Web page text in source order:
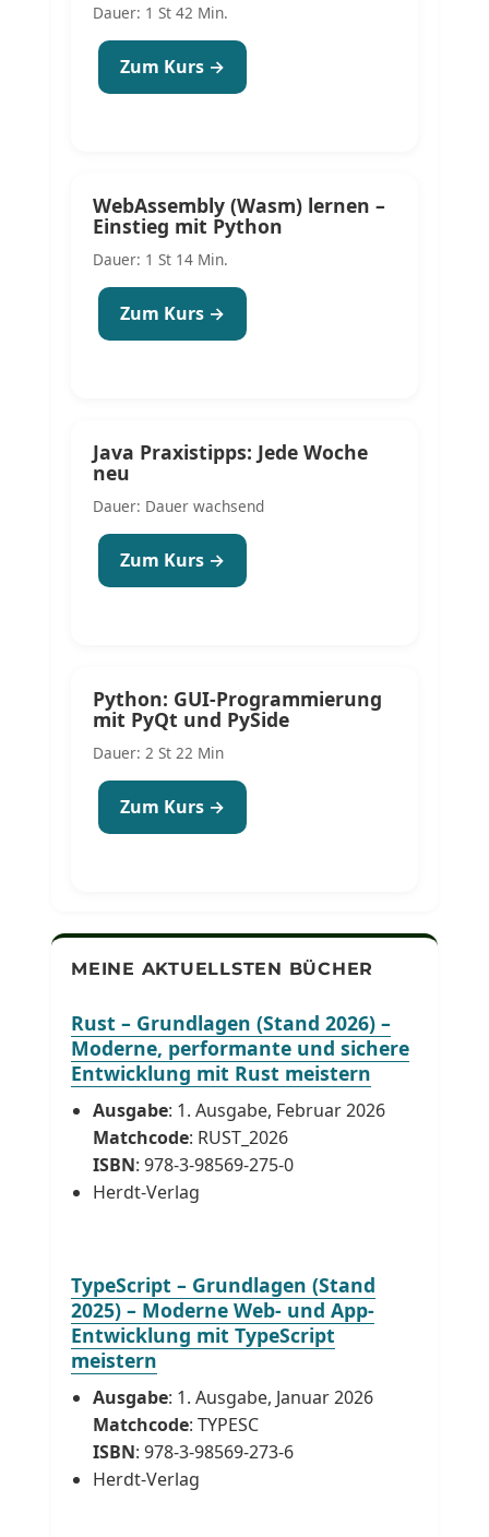
Dauer: 1 St 42 Min.
Zum Kurs →
WebAssembly (Wasm) lernen –
Einstieg mit Python
Dauer: 1 St 14 Min.
Zum Kurs →
Java Praxistipps: Jede Woche
neu
Dauer: Dauer wachsend
Zum Kurs →
Python: GUI-Programmierung
mit PyQt und PySide
Dauer: 2 St 22 Min
Zum Kurs →
MEINE AKTUELLSTEN BÜCHER
Rust – Grundlagen (Stand 2026) –
Moderne, performante und sichere
Entwicklung mit Rust meistern
Ausgabe: 1. Ausgabe, Februar 2026
Matchcode: RUST_2026
ISBN: 978-3-98569-275-0
Herdt-Verlag
TypeScript – Grundlagen (Stand
2025) – Moderne Web- und App-
Entwicklung mit TypeScript
meistern
Ausgabe: 1. Ausgabe, Januar 2026
Matchcode: TYPESC
ISBN: 978-3-98569-273-6
Herdt-Verlag